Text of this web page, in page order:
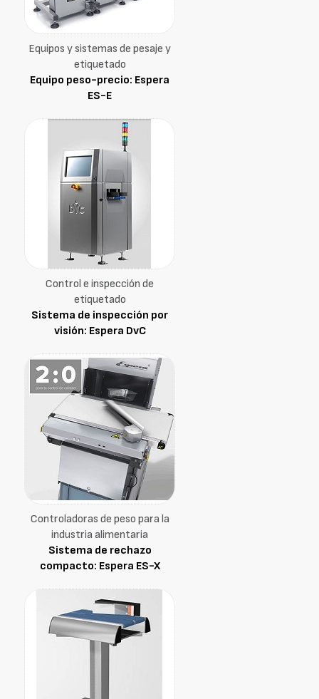
Equipos y sistemas de pesaje y
etiquetado
Equipo peso-precio: Espera
ES-E
Control e inspección de
etiquetado
Sistema de inspección por
visión: Espera DvC
Controladoras de peso para la
industria alimentaria
Sistema de rechazo
compacto: Espera ES-X